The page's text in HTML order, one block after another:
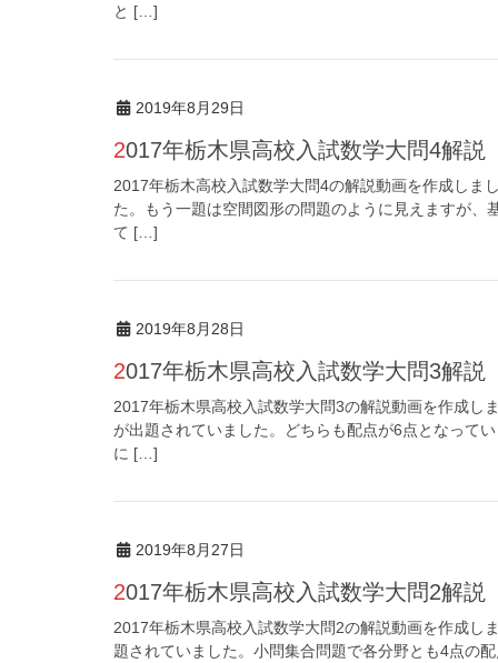
と […]
2019年8月29日
2017年栃木県高校入試数学大問4解説
2017年栃木高校入試数学大問4の解説動画を作成しま
た。もう一題は空間図形の問題のように見えますが
て […]
2019年8月28日
2017年栃木県高校入試数学大問3解説
2017年栃木県高校入試数学大問3の解説動画を作成し
が出題されていました。どちらも配点が6点となって
に […]
2019年8月27日
2017年栃木県高校入試数学大問2解説
2017年栃木県高校入試数学大問2の解説動画を作成し
題されていました。小問集合問題で各分野とも4点の